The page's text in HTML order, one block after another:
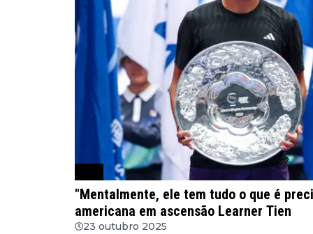
"Mentalmente, ele tem tudo o que é
americana em ascensão Learner Tien
23 outubro 2025